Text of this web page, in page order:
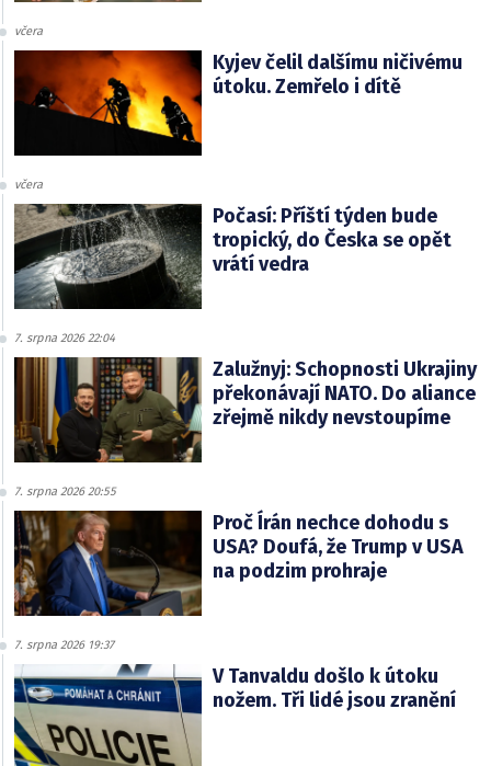
včera
Kyjev čelil dalšímu ničivému
útoku. Zemřelo i dítě
včera
Počasí: Příští týden bude
tropický, do Česka se opět
vrátí vedra
7. srpna 2026 22:04
Zalužnyj: Schopnosti Ukrajiny
překonávají NATO. Do aliance
zřejmě nikdy nevstoupíme
7. srpna 2026 20:55
Proč Írán nechce dohodu s
USA? Doufá, že Trump v USA
na podzim prohraje
7. srpna 2026 19:37
V Tanvaldu došlo k útoku
nožem. Tři lidé jsou zranění